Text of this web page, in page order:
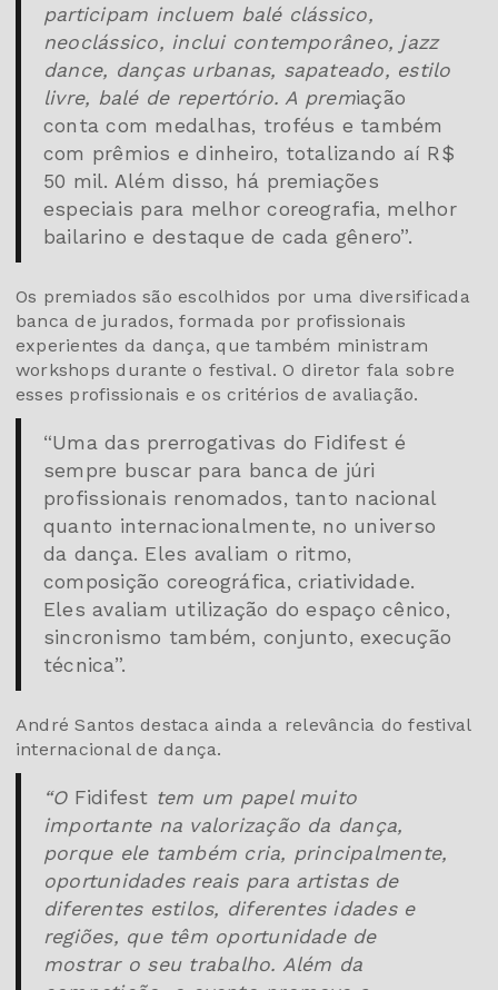
participam incluem balé clássico,
neoclássico, inclui contemporâneo, jazz
dance, danças urbanas, sapateado, estilo
livre, balé de repertório. A premiação
conta com medalhas, troféus e também
com prêmios e dinheiro, totalizando aí R$
50 mil. Além disso, há premiações
especiais para melhor coreografia, melhor
bailarino e destaque de cada gênero”.
Os premiados são escolhidos por uma diversificada
banca de jurados, formada por profissionais
experientes da dança, que também ministram
workshops durante o festival. O diretor fala sobre
esses profissionais e os critérios de avaliação.
“Uma das prerrogativas do Fidifest é
sempre buscar para banca de júri
profissionais renomados, tanto nacional
quanto internacionalmente, no universo
da dança. Eles avaliam o ritmo,
composição coreográfica, criatividade.
Eles avaliam utilização do espaço cênico,
sincronismo também, conjunto, execução
técnica”.
André Santos destaca ainda a relevância do festival
internacional de dança.
“O Fidifest tem um papel muito
importante na valorização da dança,
porque ele também cria, principalmente,
oportunidades reais para artistas de
diferentes estilos, diferentes idades e
regiões, que têm oportunidade de
mostrar o seu trabalho. Além da